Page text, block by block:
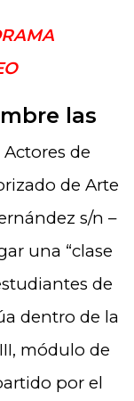
las
Actores de
de Arte
s/n –
una “clase
de
dentro de la
módulo de
por el